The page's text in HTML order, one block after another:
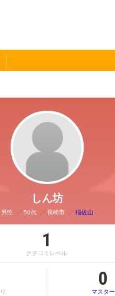
しん坊
男性 50代 長崎市 稲佐山
1
クチコミレベル
0
マスター